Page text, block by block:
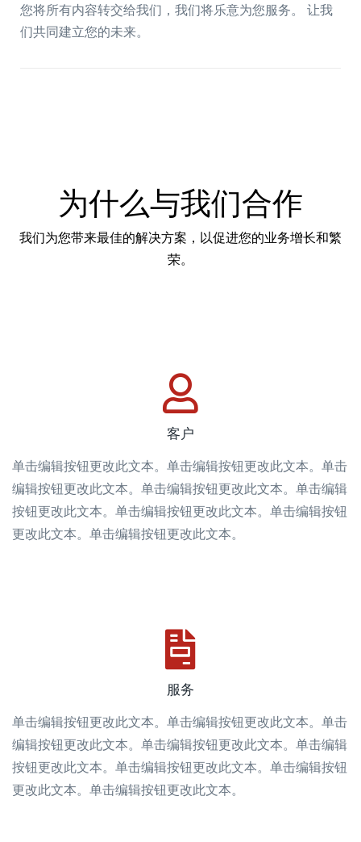
您将所有内容转交给我们，我们将乐意为您服务。 让我
们共同建立您的未来。
为什么与我们合作
我们为您带来最佳的解决方案，以促进您的业务增长和繁
荣。
客户
单击编辑按钮更改此文本。单击编辑按钮更改此文本。单击
编辑按钮更改此文本。单击编辑按钮更改此文本。单击编辑
按钮更改此文本。单击编辑按钮更改此文本。单击编辑按钮
更改此文本。单击编辑按钮更改此文本。
服务
单击编辑按钮更改此文本。单击编辑按钮更改此文本。单击
编辑按钮更改此文本。单击编辑按钮更改此文本。单击编辑
按钮更改此文本。单击编辑按钮更改此文本。单击编辑按钮
更改此文本。单击编辑按钮更改此文本。